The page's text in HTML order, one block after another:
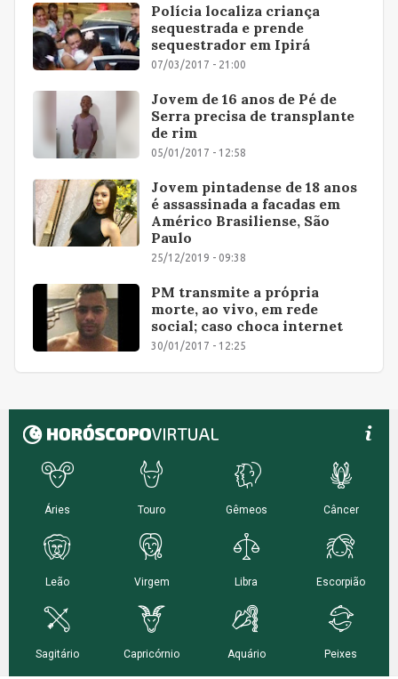
Polícia localiza criança
sequestrada e prende
sequestrador em Ipirá
07/03/2017 - 21:00
Jovem de 16 anos de Pé de
Serra precisa de transplante
de rim
05/01/2017 - 12:58
Jovem pintadense de 18 anos
é assassinada a facadas em
Américo Brasiliense, São
Paulo
25/12/2019 - 09:38
PM transmite a própria
morte, ao vivo, em rede
social; caso choca internet
30/01/2017 - 12:25